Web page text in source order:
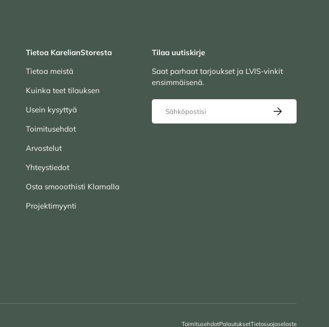
Tietoa KarelianStoresta
Tietoa meistä
Kuinka teet tilauksen
Usein kysyttyä
Toimitusehdot
Arvostelut
Yhteystiedot
Osta smooothisti Klarnalla
Projektimyynti
Tilaa uutiskirje
Saat parhaat tarjoukset ja LVIS-vinkit
ensimmäisenä.
Sähköposti
TILAA
ToimitusehdotPalautuksetTietosuojaseloste